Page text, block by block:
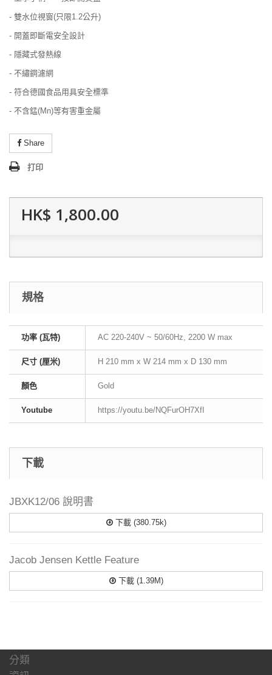
- 雙水位視窗(只限1.2公升)
- 開蓋即斷電安全設計
- 隱藏式發熱線
- 不繡鋼濾網
- 符合德國食品用具安全標準
- 不含錳(Mn)等有害重金屬
Share
打印
HK$ 1,800.00
規格
功率 (瓦特) AC 220-240V ~ 50/60Hz, 2200 W max
尺寸 (厘米) H 210 mm x W 214 mm x D 130 mm
顏色 Gold
Youtube https://youtu.be/NQFurOH7XfI
下載
JBXK12/06 說明書
下載 (380.75k)
Jacob Jensen Kettle Feature
下載 (1.39M)
分類